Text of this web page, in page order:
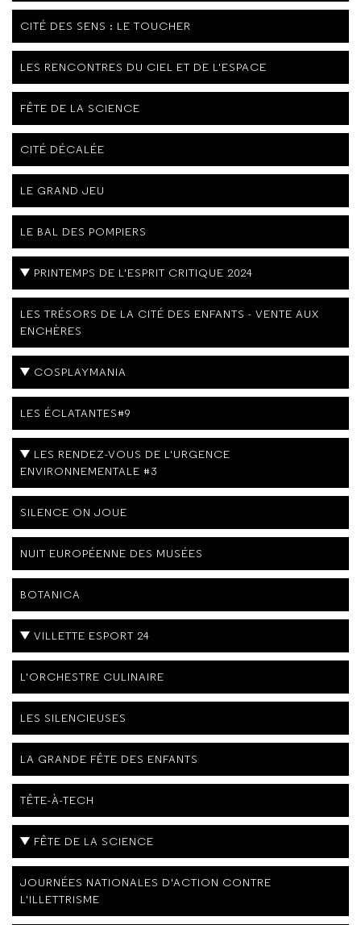
CITÉ DES SENS : LE TOUCHER
LES RENCONTRES DU CIEL ET DE L'ESPACE
FÊTE DE LA SCIENCE
CITÉ DÉCALÉE
LE GRAND JEU
LE BAL DES POMPIERS
PRINTEMPS DE L'ESPRIT CRITIQUE 2024
LES TRÉSORS DE LA CITÉ DES ENFANTS - VENTE AUX
ENCHÈRES
COSPLAYMANIA
LES ÉCLATANTES#9
LES RENDEZ-VOUS DE L'URGENCE
ENVIRONNEMENTALE #3
SILENCE ON JOUE
NUIT EUROPÉENNE DES MUSÉES
BOTANICA
VILLETTE ESPORT 24
L'ORCHESTRE CULINAIRE
LES SILENCIEUSES
LA GRANDE FÊTE DES ENFANTS
TÊTE-À-TECH
FÊTE DE LA SCIENCE
JOURNÉES NATIONALES D'ACTION CONTRE
L'ILLETTRISME